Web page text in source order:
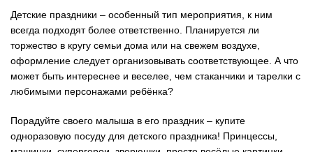
Детские праздники – особенный тип мероприятия, к ним
всегда подходят более ответственно. Планируется ли
торжество в кругу семьи дома или на свежем воздухе,
оформление следует организовывать соответствующее. А что
может быть интереснее и веселее, чем стаканчики и тарелки с
любимыми персонажами ребёнка?
Порадуйте своего малыша в его праздник – купите
одноразовую посуду для детского праздника! Принцессы,